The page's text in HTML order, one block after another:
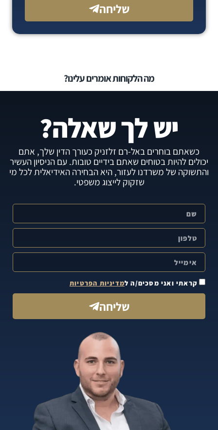
שליחה
מה הלקוחות אומרים עלינו?
יש לך שאלה?
כשאתם בוחרים באל-רם זלזניק כעורך הדין שלך, אתם
יכולים להיות בטוחים שאתם בידיים טובות. עם הניסיון העשיר
והתשוקה של משרדנו לעזור, היא הבחירה האידיאלית לכל מי
שזקוק לייצוג משפטי.
קראתי ואני מסכים/ה למדיניות הפרטיות
שליחה